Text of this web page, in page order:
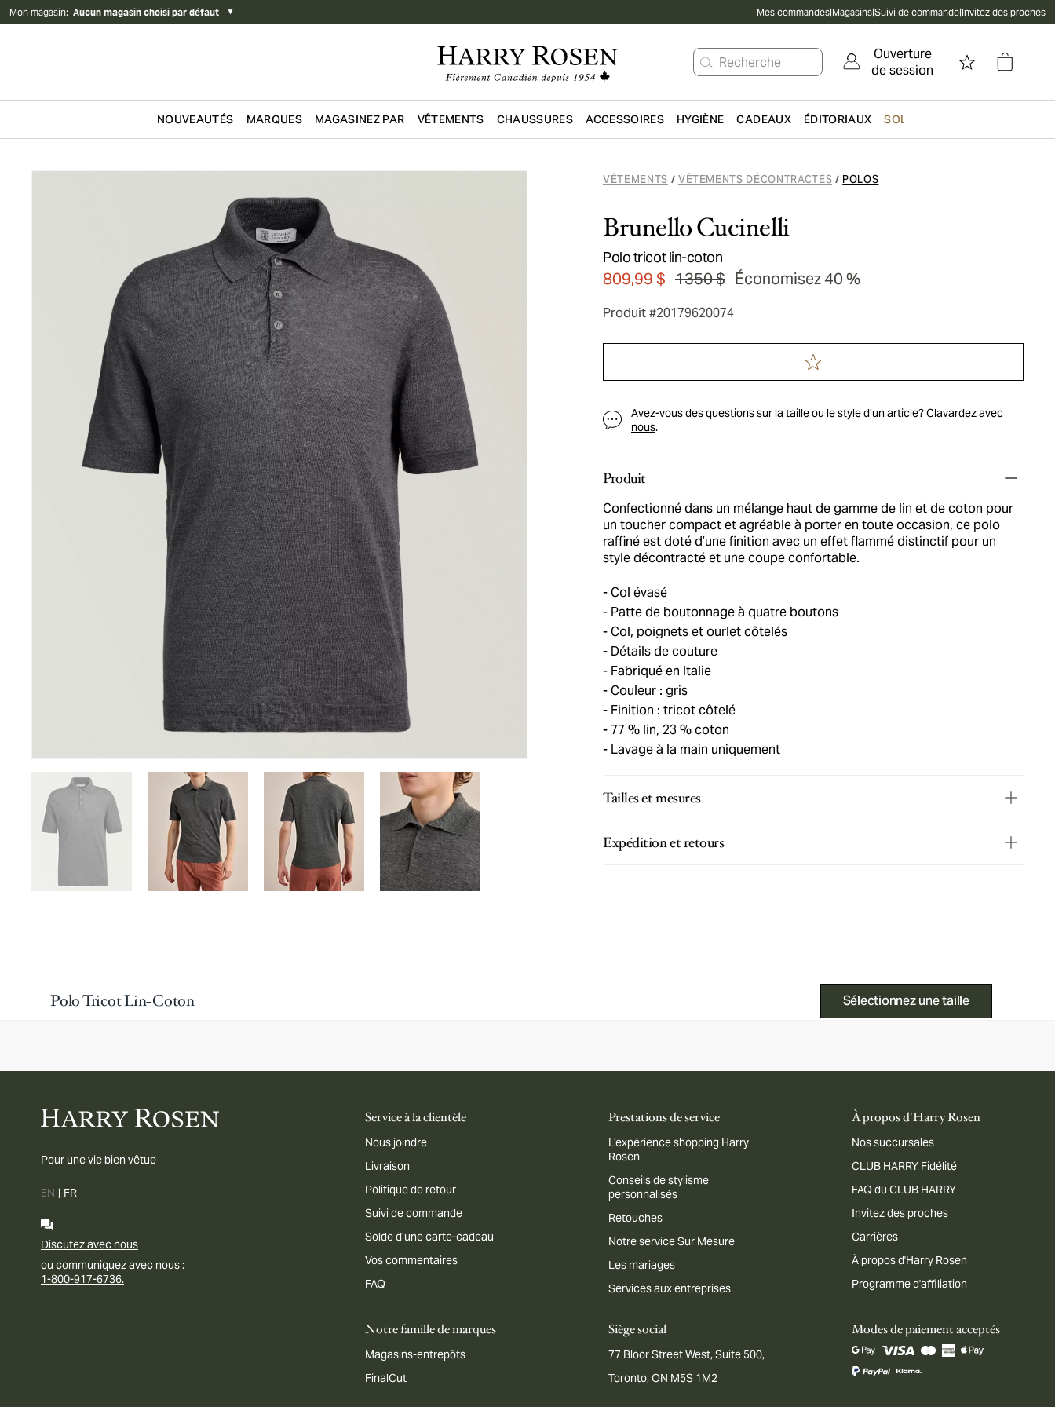
Mon magasin: Aucun magasin choisi par défaut ▼ Mes commandes|Magasins|Suivi de commande|Invitez des proches
Recherche
Ouverture
de session
Passer au contenu principal
NOUVEAUTÉS MARQUES MAGASINEZ PAR VÊTEMENTS CHAUSSURES ACCESSOIRES HYGIÈNE CADEAUX ÉDITORIAUX SOLDES
VÊTEMENTS / VÊTEMENTS DÉCONTRACTÉS / POLOS
Brunello Cucinelli
Polo tricot lin-coton
809,99 $ 1350 $ Économisez 40 %
Produit #20179620074
Avez-vous des questions sur la taille ou le style d’un article?Clavardez avec
nous.
Produit
Confectionné dans un mélange haut de gamme de lin et de coton pour
un toucher compact et agréable à porter en toute occasion, ce polo
raffiné est doté d’une finition avec un effet flammé distinctif pour un
style décontracté et une coupe confortable.
Col évasé
Patte de boutonnage à quatre boutons
Col, poignets et ourlet côtelés
Détails de couture
Fabriqué en Italie
Couleur : gris
Finition : tricot côtelé
77 % lin, 23 % coton
Lavage à la main uniquement
Tailles et mesures
Expédition et retours
Polo Tricot Lin-Coton Sélectionnez une taille
Pour une vie bien vêtue
EN | FR
Discutez avec nous
ou communiquez avec nous :
1-800-917-6736.
Service à la clientèle
Nous joindre
Livraison
Politique de retour
Suivi de commande
Solde d’une carte-cadeau
Vos commentaires
FAQ
Prestations de service
L’expérience shopping Harry
Rosen
Conseils de stylisme
personnalisés
Retouches
Notre service Sur Mesure
Les mariages
Services aux entreprises
À propos d'Harry Rosen
Nos succursales
CLUB HARRY Fidélité
FAQ du CLUB HARRY
Invitez des proches
Carrières
À propos d'Harry Rosen
Programme d'affiliation
Notre famille de marques
Magasins-entrepôts
FinalCut
Siège social
77 Bloor Street West, Suite 500,
Toronto, ON M5S 1M2
Modes de paiement acceptés